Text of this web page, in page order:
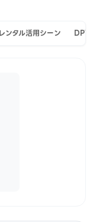
タル活用シーン